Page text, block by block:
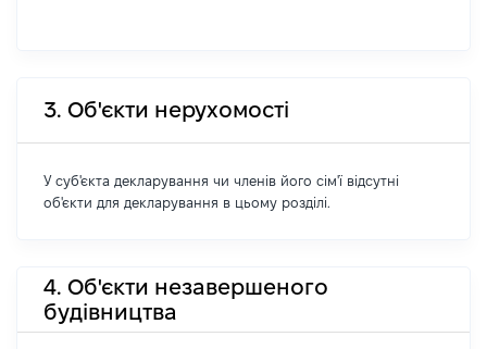
3. Об'єкти нерухомості
У суб'єкта декларування чи членів його сім'ї відсутні
об'єкти для декларування в цьому розділі.
4. Об'єкти незавершеного
будівництва